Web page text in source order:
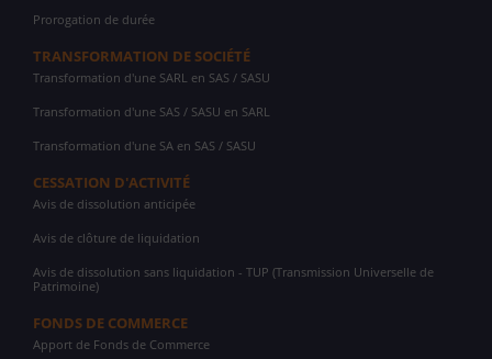
Prorogation de durée
TRANSFORMATION DE SOCIÉTÉ
Transformation d'une SARL en SAS / SASU
Transformation d'une SAS / SASU en SARL
Transformation d'une SA en SAS / SASU
CESSATION D'ACTIVITÉ
Avis de dissolution anticipée
Avis de clôture de liquidation
Avis de dissolution sans liquidation - TUP (Transmission Universelle de
Patrimoine)
FONDS DE COMMERCE
Apport de Fonds de Commerce